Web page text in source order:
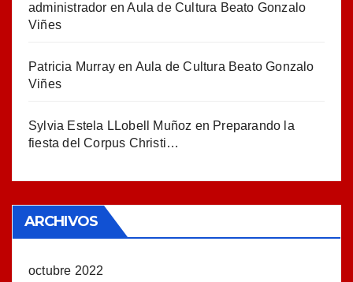
administrador enAula de Cultura Beato Gonzalo
Viñes
Patricia Murray en Aula de Cultura Beato Gonzalo
Viñes
Sylvia Estela LLobell Muñoz en Preparando la
fiesta del Corpus Christi…
ARCHIVOS
octubre 2022